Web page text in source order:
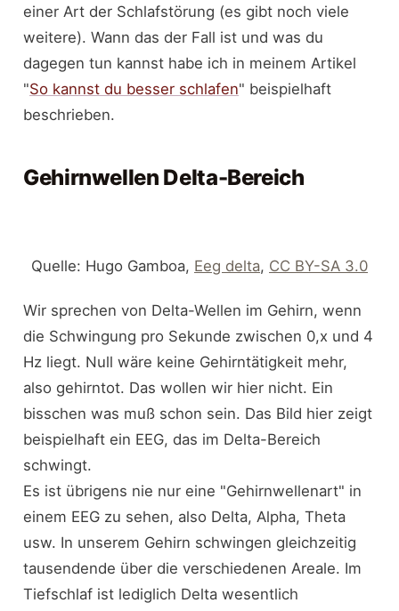
einer Art der Schlafstörung (es gibt noch viele
weitere). Wann das der Fall ist und was du
dagegen tun kannst habe ich in meinem Artikel
"So kannst du besser schlafen" beispielhaft
beschrieben.
Gehirnwellen Delta-Bereich
Quelle: Hugo Gamboa, Eeg delta, CC BY-SA 3.0
Wir sprechen von Delta-Wellen im Gehirn, wenn
die Schwingung pro Sekunde zwischen 0,x und 4
Hz liegt. Null wäre keine Gehirntätigkeit mehr,
also gehirntot. Das wollen wir hier nicht. Ein
bisschen was muß schon sein. Das Bild hier zeigt
beispielhaft ein EEG, das im Delta-Bereich
schwingt.
Es ist übrigens nie nur eine "Gehirnwellenart" in
einem EEG zu sehen, also Delta, Alpha, Theta
usw. In unserem Gehirn schwingen gleichzeitig
tausendende über die verschiedenen Areale. Im
Tiefschlaf ist lediglich Delta wesentlich